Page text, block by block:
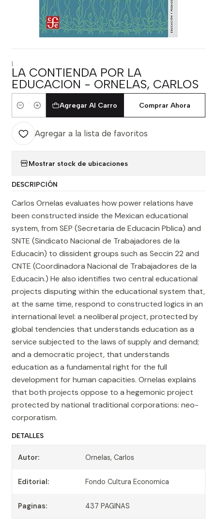
|
LA CONTIENDA POR LA
EDUCACION - ORNELAS, CARLOS
Cantidad
Agregar Al Carro Comprar Ahora
Agregar a la lista de favoritos
Mostrar stock de ubicaciones
DESCRIPCIÓN
Carlos Ornelas evaluates how power relations have
been constructed inside the Mexican educational
system, from SEP (Secretaria de Educacin Pblica) and
SNTE (Sindicato Nacional de Trabajadores de la
Educacin) to dissident groups such as Seccin 22 and
CNTE (Coordinadora Nacional de Trabajadores de la
Educacin.) He also identifies two central educational
projects disputing within the educational system that,
at the same time, respond to constructed logics in an
international level: a neoliberal project, protected by
global tendencies that understands education as a
service subjected to the laws of supply and demand;
and a democratic project, that understands
education as a fundamental right for the full
development for human capacities. Ornelas explains
that both projects oppose to a hegemonic project
protected by national traditional corporations: neo-
corporatism.
DETALLES
Autor: Ornelas, Carlos
Editorial: Fondo Cultura Economica
Paginas: 437 PAGINAS